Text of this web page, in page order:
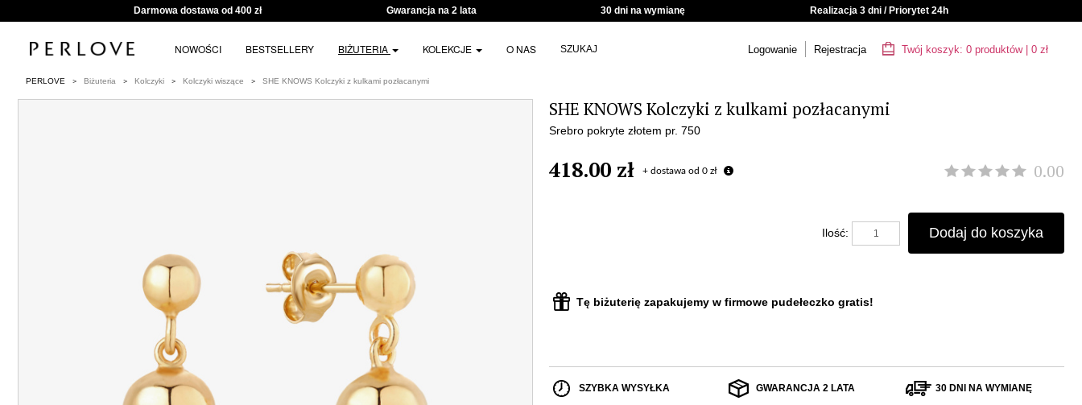
Darmowa dostawa od 400 zł Gwarancja na 2 lata 30 dni na wymianę Realizacja 3 dni / Priorytet 24h
NOWOŚCI BESTSELLERY BIŻUTERIA KOLEKCJE O NAS SZUKAJ Logowanie Rejestracja Twój koszyk: 0 produktów| 0 zł
PERLOVE Biżuteria Kolczyki Kolczyki wiszące SHE KNOWS Kolczyki z kulkami pozłacanymi
SHE KNOWS Kolczyki z kulkami pozłacanymi
Srebro pokryte złotem pr. 750
418.00 zł + dostawa od 0 zł 0.00
Ilość: Dodaj do koszyka
Tę biżuterię zapakujemy w firmowe pudełeczko gratis!
SZYBKA WYSYŁKA GWARANCJA 2 LATA 30 DNI NA WYMIANĘ